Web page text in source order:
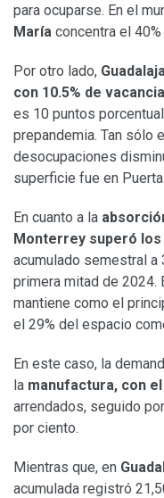
para ocuparse. En el
María concentra el
Por otro lado,
con 10.5% de vacancia
es 10 puntos
prepandemia. Tan sólo
desocupaciones
superficie fue en
En cuanto a la
Monterrey superó los
acumulado semestral a
primera mitad de 2024.
mantiene como el
el 29% del espacio
En este caso, la
la manufactura, con el
arrendados, seguido
por ciento.
Mientras que, en
acumulada registró